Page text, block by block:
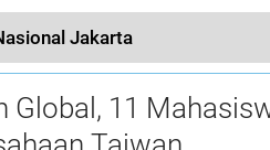
Jakarta
Global, 11